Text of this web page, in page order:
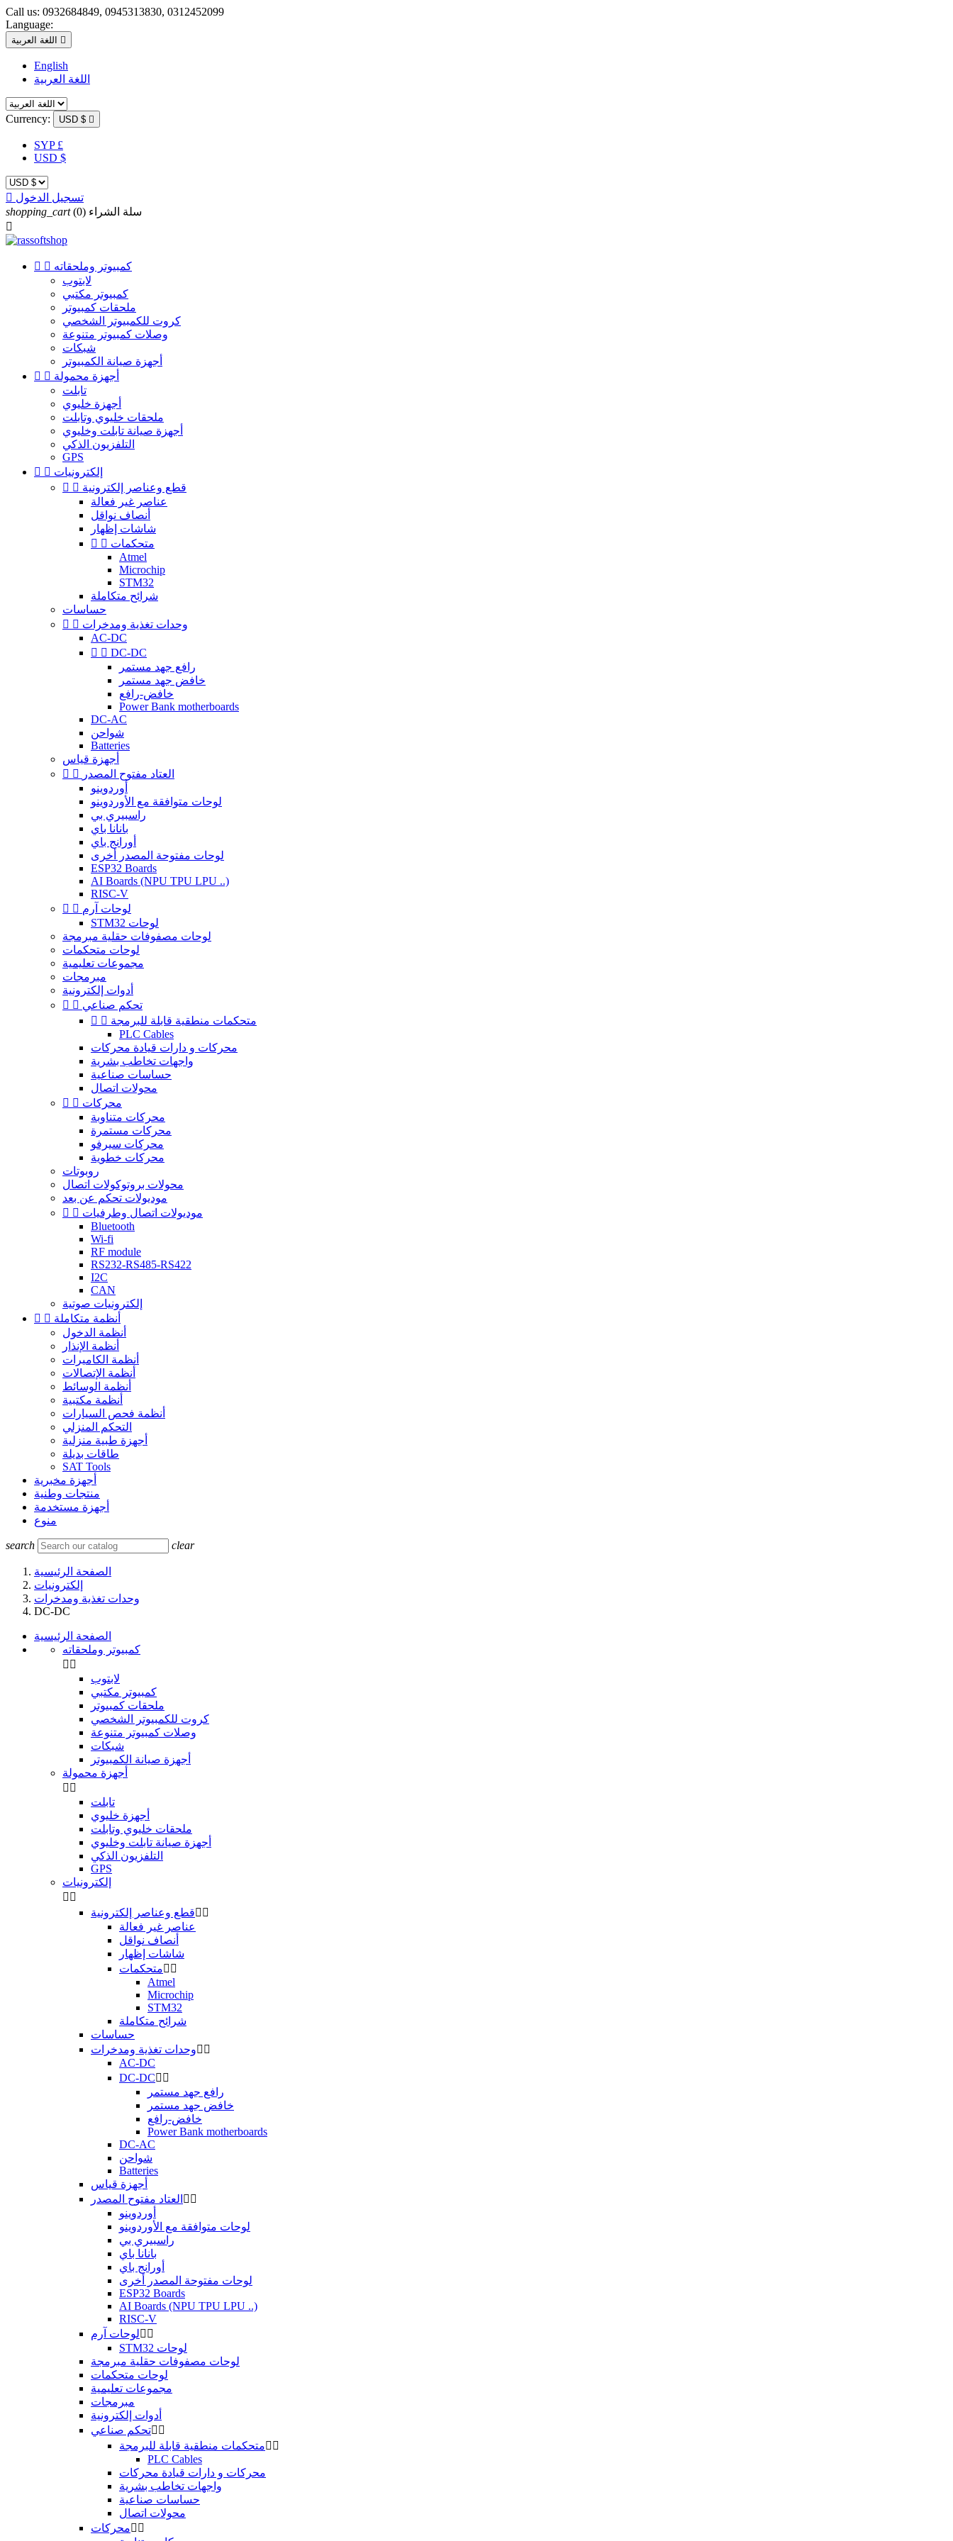
Call us: 0932684849, 0945313830, 0312452099
Language:
اللغة العربية 
English
اللغة العربية
Currency: USD $ 
SYP £
USD $
 تسجيل الدخول
shopping_cart
سلة الشراء (0)

  كمبيوتر وملحقاته
لابتوب
كمبيوتر مكتبي
ملحقات كمبيوتر
كروت للكمبيوتر الشخصي
وصلات كمبيوتر متنوعة
شبكات
أجهزة صيانة الكمبيوتر
  أجهزة محمولة
تابلت
أجهزة خليوي
ملحقات خليوي وتابلت
أجهزة صيانة تابلت وخليوي
التلفزيون الذكي
GPS
  إلكترونيات
  قطع وعناصر إلكترونية
عناصر غير فعالة
أنصاف نواقل
شاشات إظهار
  متحكمات
Atmel
Microchip
STM32
شرائح متكاملة
حساسات
  وحدات تغذية ومدخرات
AC-DC
  DC-DC
رافع جهد مستمر
خافض جهد مستمر
خافض-رافع
Power Bank motherboards
DC-AC
شواحن
Batteries
أجهزة قياس
 
العتاد مفتوح المصدر
أوردوينو
لوحات متوافقة مع الأوردوينو
راسبيري بي
بانانا باي
أورانج باي
لوحات مفتوحة المصدر أخرى
ESP32 Boards
AI Boards (NPU TPU LPU ..)
RISC-V
  لوحات آرم
STM32 لوحات
لوحات مصفوفات حقلية مبرمجة
لوحات متحكمات
مجموعات تعليمية
مبرمجات
أدوات إلكترونية
  تحكم صناعي
  متحكمات منطقية قابلة للبرمجة
PLC Cables
محركات و دارات قيادة محركات
واجهات تخاطب بشرية
حساسات صناعية
محولات اتصال
  محركات
محركات متناوبة
محركات مستمرة
محركات سيرفو
محركات خطوية
روبوتات
محولات بروتوكولات اتصال
موديولات تحكم عن بعد
  موديولات اتصال وطرفيات
Bluetooth
Wi-fi
RF module
RS232-RS485-RS422
I2C
CAN
إلكترونيات صوتية
  أنظمة متكاملة
أنظمة الدخول
أنظمة الإنذار
أنظمة الكاميرات
أنظمة الإتصالات
أنظمة الوسائط
أنظمة مكتبية
أنظمة فحص السيارات
التحكم المنزلي
أجهزة طبية منزلية
طاقات بديلة
SAT Tools
أجهزة مخبرية
منتجات وطنية
أجهزة مستخدمة
منوع
search clear
الصفحة الرئيسية
إلكترونيات
وحدات تغذية ومدخرات
DC-DC
الصفحة الرئيسية
كمبيوتر وملحقاته
 
لابتوب
كمبيوتر مكتبي
ملحقات كمبيوتر
كروت للكمبيوتر الشخصي
وصلات كمبيوتر متنوعة
شبكات
أجهزة صيانة الكمبيوتر
أجهزة محمولة
 
تابلت
أجهزة خليوي
ملحقات خليوي وتابلت
أجهزة صيانة تابلت وخليوي
التلفزيون الذكي
GPS
إلكترونيات
 
قطع وعناصر إلكترونية 
عناصر غير فعالة
أنصاف نواقل
شاشات إظهار
متحكمات 
Atmel
Microchip
STM32
شرائح متكاملة
حساسات
وحدات تغذية ومدخرات 
AC-DC
DC-DC 
رافع جهد مستمر
خافض جهد مستمر
خافض-رافع
Power Bank motherboards
DC-AC
شواحن
Batteries
أجهزة قياس
العتاد مفتوح المصدر  
أوردوينو
لوحات متوافقة مع الأوردوينو
راسبيري بي
بانانا باي
أورانج باي
لوحات مفتوحة المصدر أخرى
ESP32 Boards
AI Boards (NPU TPU LPU ..)
RISC-V
لوحات آرم 
STM32 لوحات
لوحات مصفوفات حقلية مبرمجة
لوحات متحكمات
مجموعات تعليمية
مبرمجات
أدوات إلكترونية
تحكم صناعي 
متحكمات منطقية قابلة للبرمجة 
PLC Cables
محركات و دارات قيادة محركات
واجهات تخاطب بشرية
حساسات صناعية
محولات اتصال
محركات 